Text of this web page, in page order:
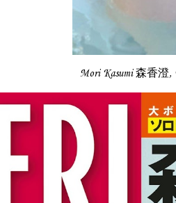
Mori Kasumi 森香澄,